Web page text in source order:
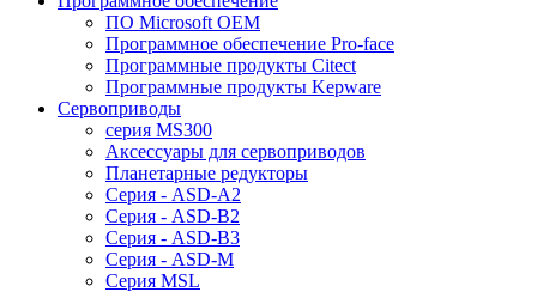
ПО Microsoft OEM
Программное обеспечение Pro-face
Программные продукты Citect
Программные продукты Kepware
Сервоприводы
серия MS300
Аксессуары для сервоприводов
Планетарные редукторы
Серия - ASD-A2
Серия - ASD-B2
Серия - ASD-B3
Серия - ASD-M
Серия MSL